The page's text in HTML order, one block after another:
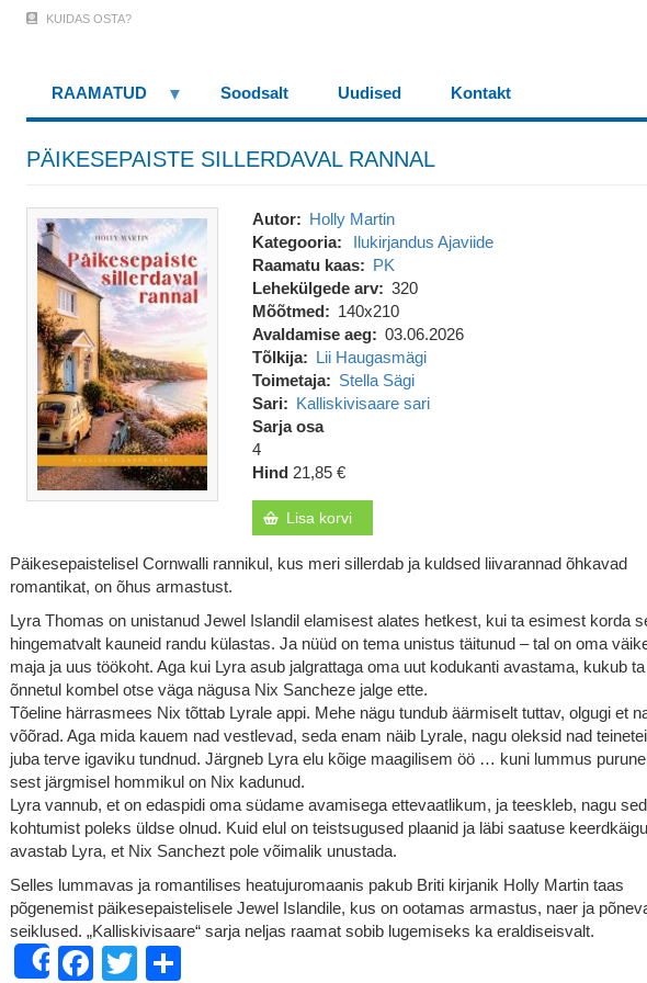
Menu
(logged
KUIDAS OSTA?
RAAMATUD Soodsalt Uudised Kontakt
PÄIKESEPAISTE SILLERDAVAL RANNAL
Autor
Holly Martin
Kategooria
Ilukirjandus Ajaviide
Raamatu kaas
PK
Lehekülgede arv
320
Mõõtmed
140x210
Avaldamise aeg
03.06.2026
Tõlkija
Lii Haugasmägi
Toimetaja
Stella Sägi
Sari
Kalliskivisaare sari
Sarja osa
4
Hind 21,85 €
Lisa korvi
Päikesepaistelisel Cornwalli rannikul, kus meri sillerdab ja kuldsed liivarannad õhkavad
romantikat, on õhus armastust.
Lyra Thomas on unistanud Jewel Islandil elamisest alates hetkest, kui ta esimest korda
hingematvalt kauneid randu külastas. Ja nüüd on tema unistus täitunud – tal on oma
maja ja uus töökoht. Aga kui Lyra asub jalgrattaga oma uut kodukanti avastama, kukub ta
õnnetul kombel otse väga nägusa Nix Sancheze jalge ette.
Tõeline härrasmees Nix tõttab Lyrale appi. Mehe nägu tundub äärmiselt tuttav, olgugi et
võõrad. Aga mida kauem nad vestlevad, seda enam näib Lyrale, nagu oleksid nad
juba terve igaviku tundnud. Järgneb Lyra elu kõige maagilisem öö … kuni lummus
sest järgmisel hommikul on Nix kadunud.
Lyra vannub, et on edaspidi oma südame avamisega ettevaatlikum, ja teeskleb, nagu
kohtumist poleks üldse olnud. Kuid elul on teistsugused plaanid ja läbi saatuse keerdkäigu
avastab Lyra, et Nix Sanchezt pole võimalik unustada.
Selles lummavas ja romantilises heatujuromaanis pakub Briti kirjanik Holly Martin taas
põgenemist päikesepaistelisele Jewel Islandile, kus on ootamas armastus, naer ja
seiklused. „Kalliskivisaare“ sarja neljas raamat sobib lugemiseks ka eraldiseisvalt.
ShareFacebook
Twitter